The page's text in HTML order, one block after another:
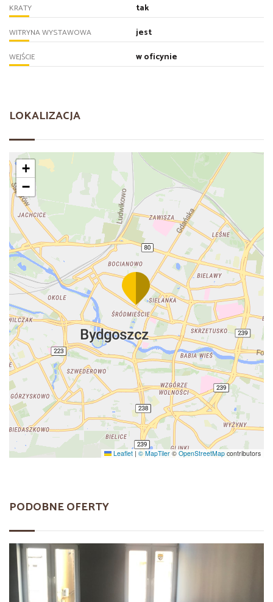
KRATY tak
WITRYNA WYSTAWOWA jest
WEJŚCIE w oficynie
LOKALIZACJA
+
−
Leaflet | © MapTiler©OpenStreetMap contributors
PODOBNE OFERTY